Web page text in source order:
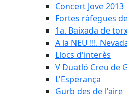
Concert Jove 2013
Fortes ràfegues
1a. Baixada de
A la NEU !!!.
Llocs d'interès
V Duatló Creu de
L'Esperança
Gurb des de l'aire